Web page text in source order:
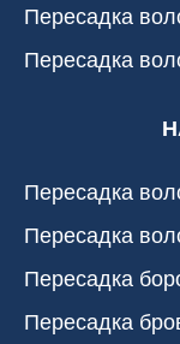
Пересадка
Пересадка
Пересадка
Пересадка
Пересадка
Пересадка